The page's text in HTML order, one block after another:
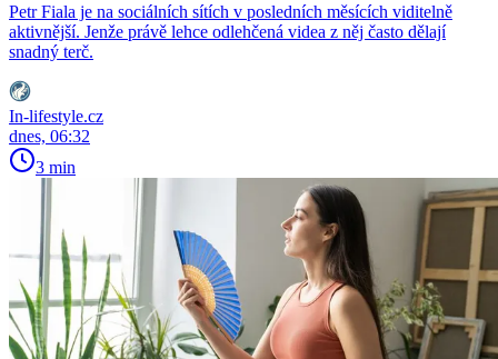
Petr Fiala je na sociálních sítích v posledních měsících viditelně
aktivnější. Jenže právě lehce odlehčená videa z něj často dělají
snadný terč.
In-lifestyle.cz
dnes, 06:32
3 min